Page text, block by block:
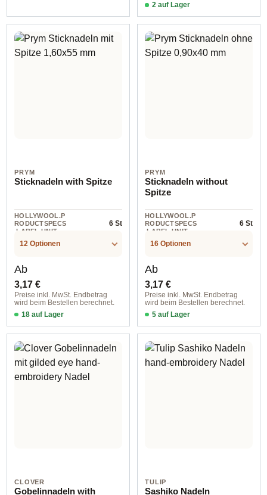
2 auf Lager
0,76x39,7 mm / Design 18 - English
PRYM
Sticknadeln with Spitze
HOLLYWOOL.P
RODUCTSPECS
.LABEL.UNIT
6 St
12 Optionen
Regulärer Preis:
Ab
3,17 €
Preise inkl. MwSt. Endbetrag
wird beim Bestellen berechnet.
18 auf Lager
0,80x37 mm / 6 St
PRYM
Sticknadeln without
Spitze
HOLLYWOOL.P
RODUCTSPECS
.LABEL.UNIT
6 St
16 Optionen
Regulärer Preis:
Ab
3,17 €
Preise inkl. MwSt. Endbetrag
wird beim Bestellen berechnet.
5 auf Lager
0,60x34 mm / 6 piece
CLOVER
Gobelinnadeln with
TULIP
Sashiko Nadeln